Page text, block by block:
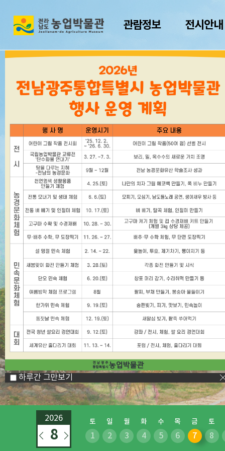
하루간 그만보기
전
남
광
통
합
별
시
농
업
박
물
관
"
관람정보 전시안내
농경문화를 계승
전남광주통합
Jeonnam-Gwangju Agriculture
가상 농작물 재배
1 2
2026
8
토
1
일
2
월
3
화
4
수
5
목
6
금
7
토
8